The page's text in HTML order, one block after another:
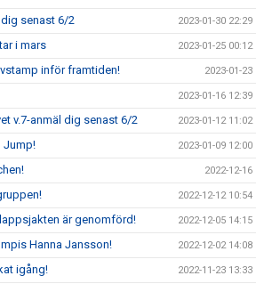
senast 6/2 2023-01-30 22:29
i mars 2023-01-25 00:12
inför framtiden! 2023-01-23
2023-01-16 12:39
v.7-anmäl dig senast 6/2 2023-01-12 11:02
Jump! 2023-01-09 12:00
2022-12-16
2022-12-12 10:54
är genomförd! 2022-12-05 14:15
Hanna Jansson! 2022-12-02 14:08
igång! 2022-11-23 13:33